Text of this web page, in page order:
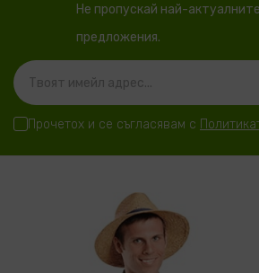
Не пропускай най-
предложения.
Прочетох и се съгласявам с